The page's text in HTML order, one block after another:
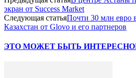
экран от Success Market
Следующая статьяПочти 30 млн евро
Казахстан от Glovo и его партнеров
ЭТО МОЖЕТ БЫТЬ ИНТЕРЕСНО